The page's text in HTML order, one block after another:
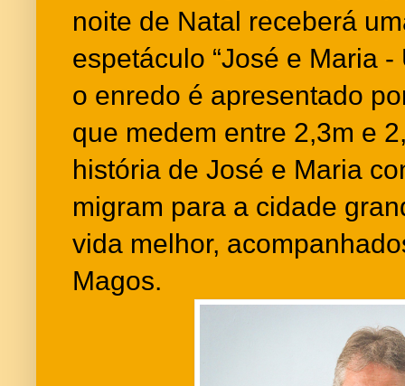
noite de Natal receberá
espetáculo “José e Maria -
o enredo é apresentado
que medem entre 2,3m e
história de José e Maria
migram para a cidade
vida melhor,
Magos.